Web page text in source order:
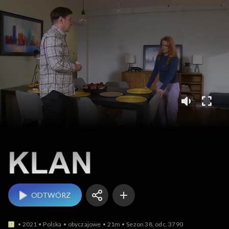
Klan
ODTWÓRZ
2021 Polska obyczajowe 21m Sezon 38, odc. 3790